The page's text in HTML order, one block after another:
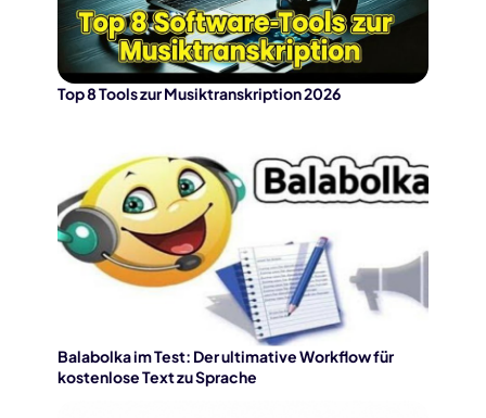
Top 8 Tools zur Musiktranskription 2026
Balabolka im Test: Der ultimative Workflow für
kostenlose Text zu Sprache